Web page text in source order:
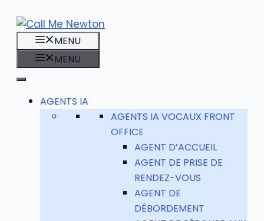
au
contenu MENU
MENU
AGENTS IA
AGENTS IA VOCAUX FRONT
OFFICE
AGENT D’ACCUEIL
AGENT DE PRISE DE
RENDEZ-VOUS
AGENT DE
DÉBORDEMENT